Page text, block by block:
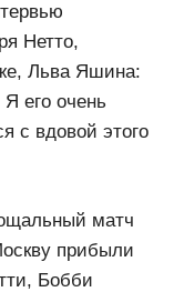
Нетто,
Льва Яшина:
его очень
с вдовой этого
матч
прибыли
Бобби